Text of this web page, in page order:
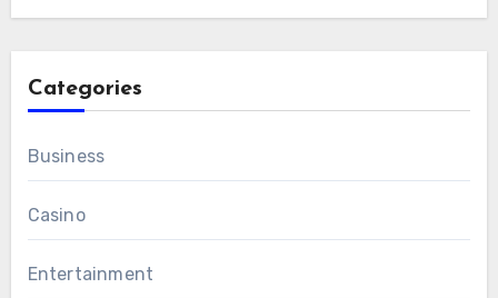
Categories
Business
Casino
Entertainment